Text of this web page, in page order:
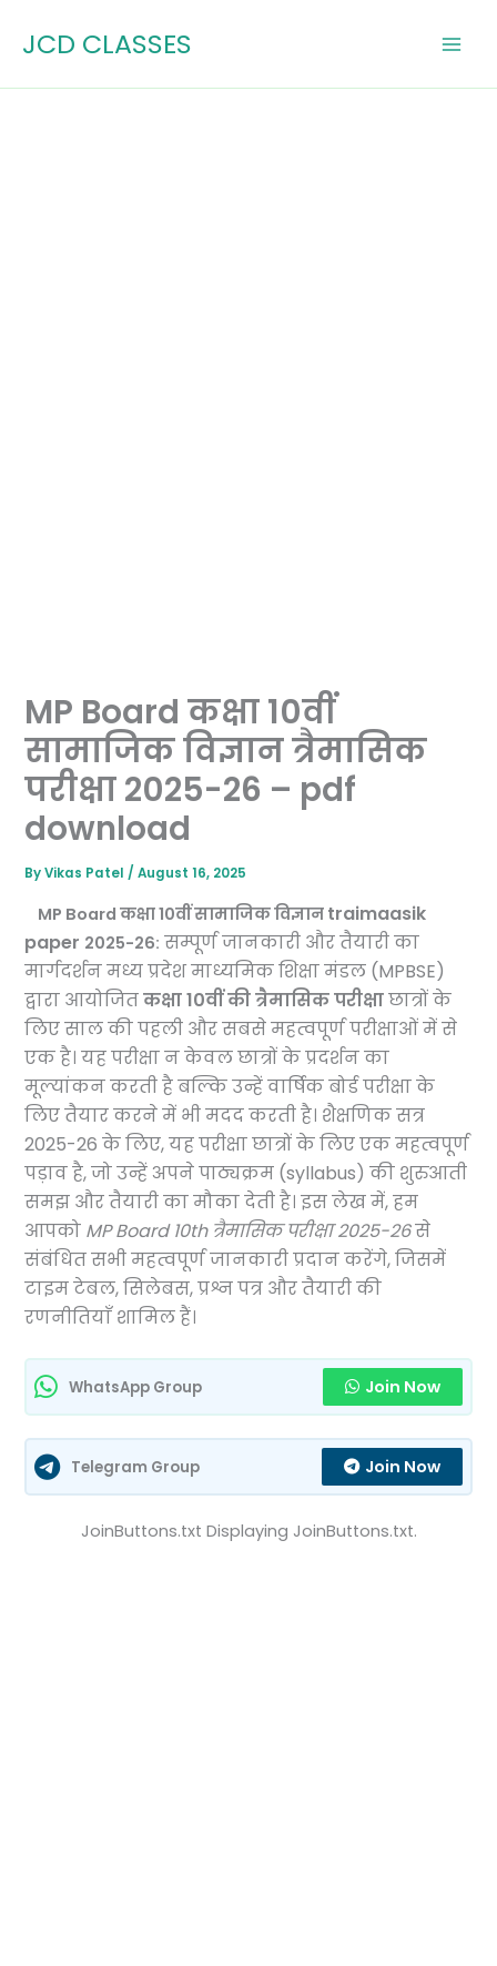
JCD CLASSES
MP Board कक्षा 10वीं
सामाजिक विज्ञान त्रैमासिक
परीक्षा 2025-26 – pdf
download
ByVikas Patel/August 16, 2025
MP Board कक्षा 10वीं सामाजिक विज्ञान traimaasik
paper 2025-26: सम्पूर्ण जानकारी और तैयारी का
मार्गदर्शन मध्य प्रदेश माध्यमिक शिक्षा मंडल (MPBSE)
द्वारा आयोजितकक्षा 10वीं की त्रैमासिक परीक्षाछात्रों के
लिए साल की पहली और सबसे महत्वपूर्ण परीक्षाओं में से
एक है। यह परीक्षा न केवल छात्रों के प्रदर्शन का
मूल्यांकन करती है बल्कि उन्हें वार्षिक बोर्ड परीक्षा के
लिए तैयार करने में भी मदद करती है। शैक्षणिक सत्र
2025-26 के लिए, यह परीक्षा छात्रों के लिए एक महत्वपूर्ण
पड़ाव है, जो उन्हें अपने पाठ्यक्रम (syllabus) की शुरुआती
समझ और तैयारी का मौका देती है। इस लेख में, हम
आपको MP Board 10th त्रैमासिक परीक्षा 2025-26से
संबंधित सभी महत्वपूर्ण जानकारी प्रदान करेंगे, जिसमें
टाइम टेबल, सिलेबस, प्रश्न पत्र और तैयारी की
रणनीतियाँ शामिल हैं।
WhatsApp Group Join Now
Telegram Group Join Now
JoinButtons.txt Displaying JoinButtons.txt.